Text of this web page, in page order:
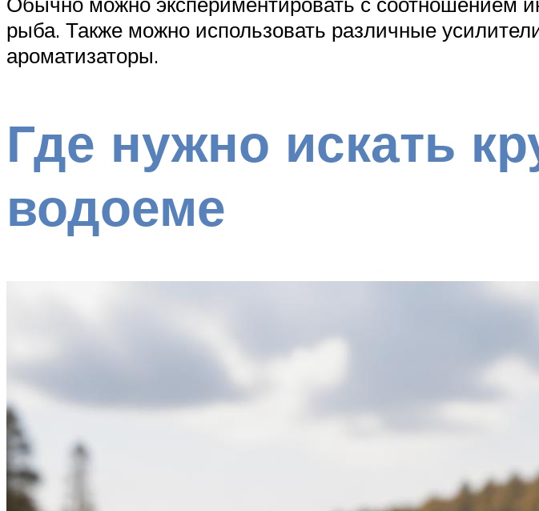
рыба. Также можно использовать различные
ароматизаторы.
Где нужно искать
водоеме